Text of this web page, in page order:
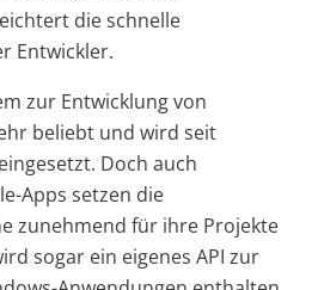
die schnelle
Entwickler.
zur Entwicklung von
beliebt und wird seit
Doch auch
Apps setzen die
zunehmend für ihre Projekte
sogar ein eigenes API zur